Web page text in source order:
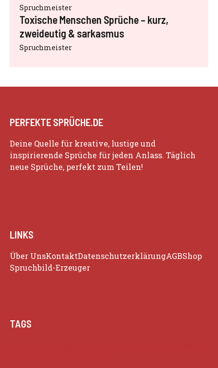
Spruchmeister
Toxische Menschen Sprüche – kurz,
zweideutig & sarkasmus
Spruchmeister
PERFEKTE SPRÜCHE.DE
Deine Quelle für kreative, lustige und
inspirierende Sprüche für jeden Anlass. Täglich
neue Sprüche, perfekt zum Teilen!
LINKS
Über UnsKontaktDatenschutzerklärungAGBShop
Spruchbild-Erzeuger
TAGS